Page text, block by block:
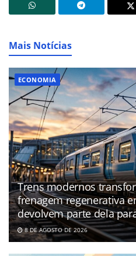
Mais Notícias
ECONOMIA
Trens modernos
frenagem regenerativa
devolvem parte dela
8 DE AGOSTO DE 2026